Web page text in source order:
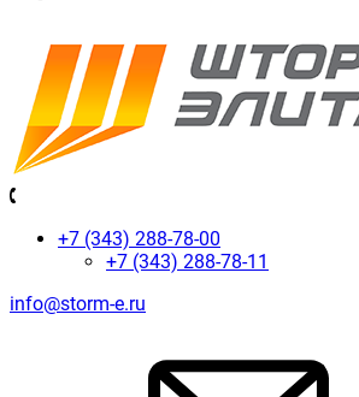
+7 (343) 288-78-00
+7 (343) 288-78-11
info@storm-e.ru